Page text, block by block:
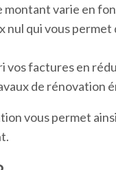
montant varie en
nul qui vous
vos factures en
de rénovation
vous permet